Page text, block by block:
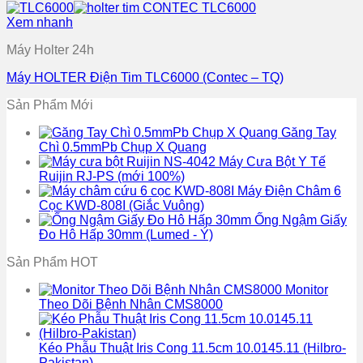
Xem nhanh
Máy Holter 24h
Máy HOLTER Điện Tim TLC6000 (Contec – TQ)
Sản Phẩm Mới
Găng Tay
Chì 0.5mmPb Chụp X Quang
Máy Cưa Bột Y Tế
Ruijin RJ-PS (mới 100%)
Máy Điện Châm 6
Cọc KWD-808I (Giắc Vuông)
Ống Ngậm Giấy
Đo Hô Hấp 30mm (Lumed - Ý)
Sản Phẩm HOT
Monitor
Theo Dõi Bệnh Nhân CMS8000
Kéo Phẫu Thuật Iris Cong 11.5cm 10.0145.11 (Hilbro-